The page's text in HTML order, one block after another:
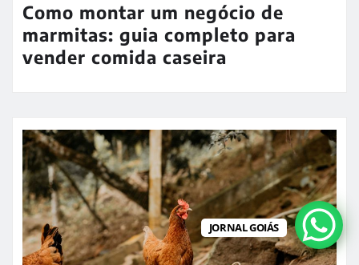
Como montar um negócio de
marmitas: guia completo para
vender comida caseira
JORNAL GOIÁS